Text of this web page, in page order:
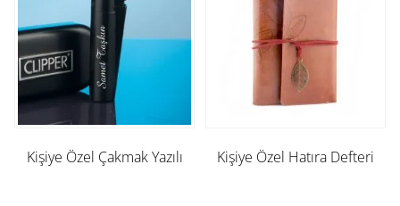
Kişiye Özel Çakmak Yazılı Kişiye Özel Hatıra Defteri